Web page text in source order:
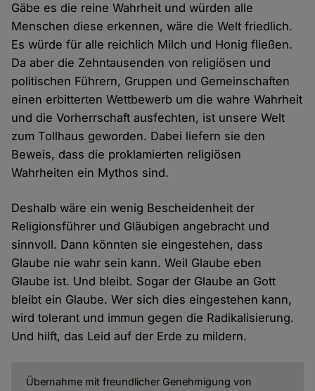
Gäbe es die reine Wahrheit und würden alle
Menschen diese erkennen, wäre die Welt friedlich.
Es würde für alle reichlich Milch und Honig fließen.
Da aber die Zehntausenden von religiösen und
politischen Führern, Gruppen und Gemeinschaften
einen erbitterten Wettbewerb um die wahre Wahrheit
und die Vorherrschaft ausfechten, ist unsere Welt
zum Tollhaus geworden. Dabei liefern sie den
Beweis, dass die proklamierten religiösen
Wahrheiten ein Mythos sind.
Deshalb wäre ein wenig Bescheidenheit der
Religionsführer und Gläubigen angebracht und
sinnvoll. Dann könnten sie eingestehen, dass
Glaube nie wahr sein kann. Weil Glaube eben
Glaube ist. Und bleibt. Sogar der Glaube an Gott
bleibt ein Glaube. Wer sich dies eingestehen kann,
wird tolerant und immun gegen die Radikalisierung.
Und hilft, das Leid auf der Erde zu mildern.
Übernahme mit freundlicher Genehmigung von